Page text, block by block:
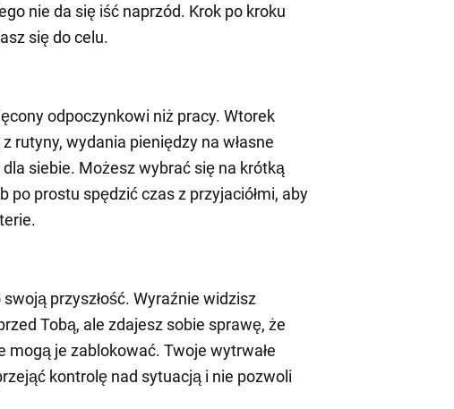
nie da się iść naprzód. Krok po kroku
się do celu.
odpoczynkowi niż pracy. Wtorek
rutyny, wydania pieniędzy na własne
siebie. Możesz wybrać się na krótką
po prostu spędzić czas z przyjaciółmi, aby
przyszłość. Wyraźnie widzisz
Tobą, ale zdajesz sobie sprawę, że
mogą je zablokować. Twoje wytrwałe
kontrolę nad sytuacją i nie pozwoli